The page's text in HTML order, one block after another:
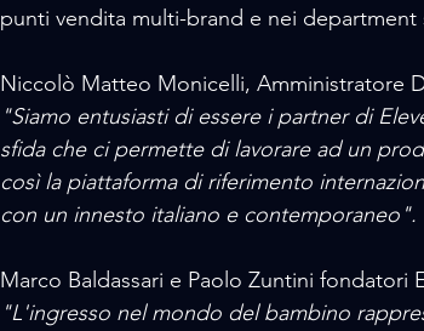
punti vendita multi-brand e nei
Niccolò Matteo Monicelli, Amministratore
"Siamo entusiasti di essere i partner di
sfida che ci permette di lavorare ad un
così la piattaforma di riferimento
con un innesto italiano e contemporaneo".
Marco Baldassari e Paolo Zuntini fondatori
"L'ingresso nel mondo del bambino